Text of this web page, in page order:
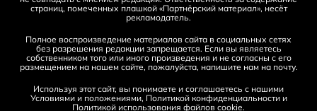
страниц, помеченных плашкой «Партнёрский материал», несёт
рекламодатель.
Полное воспроизведение материалов сайта в социальных сетях
без разрешения редакции запрещается. Если вы являетесь
собственником того или иного произведения и не согласны с его
размещением на нашем сайте, пожалуйста, напишите нам на почту.
Используя этот сайт, вы понимаете и соглашаетесь с нашими
Условиями и положениями, Политикой конфиденциальностии
Политикой использования файлов cookie.